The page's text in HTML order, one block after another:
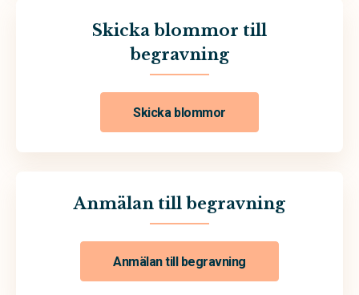
Skicka blommor till
begravning
Skicka blommor
Anmälan till begravning
Anmälan till begravning